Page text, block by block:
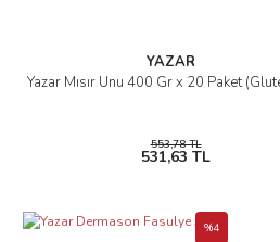
YAZAR
Yazar Mısır Unu 400 Gr x 20 Paket
553,78 TL
531,63 TL
%4